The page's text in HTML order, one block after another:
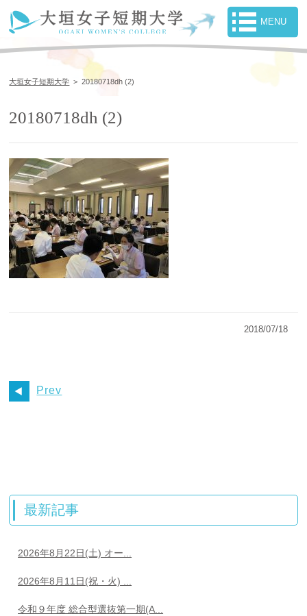
大垣女子短期大学 >20180718dh (2)
20180718dh (2)
2018/07/18
Prev
最新記事
2026年8月22日(土) オー...
2026年8月11日(祝・火) ...
令和９年度 総合型選抜第一期(A...